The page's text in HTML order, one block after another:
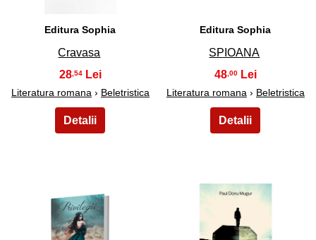
Editura Sophia
Cravasa
28 ,54
Literatura romana› Beletristica
Editura Sophia
SPIOANA
48 ,00
Literatura romana› Beletristica